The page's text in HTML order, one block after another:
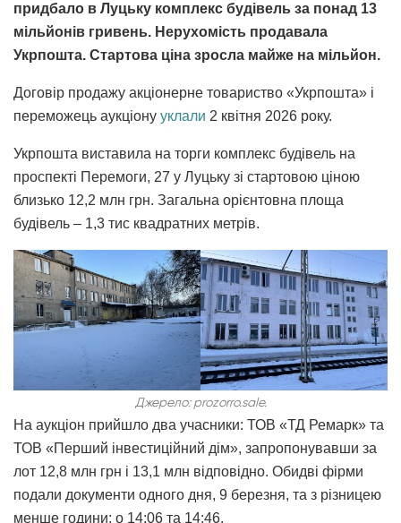
придбало в Луцьку комплекс будівель за понад 13
мільйонів гривень. Нерухомість продавала
Укрпошта. Стартова ціна зросла майже на мільйон.
Договір продажу акціонерне товариство «Укрпошта» і
переможець аукціону уклали 2 квітня 2026 року.
Укрпошта виставила на торги комплекс будівель на
проспекті Перемоги, 27 у Луцьку зі стартовою ціною
близько 12,2 млн грн. Загальна орієнтовна площа
будівель – 1,3 тис квадратних метрів.
Джерело: prozorro.sale.
На аукціон прийшло два учасники: ТОВ «ТД Ремарк» та
ТОВ «Перший інвестиційний дім», запропонувавши за
лот 12,8 млн грн і 13,1 млн відповідно. Обидві фірми
подали документи одного дня, 9 березня, та з різницею
менше години: о 14:06 та 14:46.